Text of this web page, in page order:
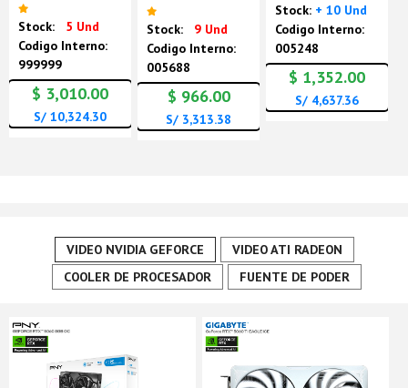
Stock:
5 Und
Codigo Interno:
999999
$ 3,010.00
S/ 10,324.30
Stock:
9 Und
Codigo Interno:
005688
$ 966.00
S/ 3,313.38
Stock: + 10 Und
Codigo Interno:
005248
$ 1,352.00
S/ 4,637.36
VIDEO NVIDIA GEFORCE
VIDEO ATI RADEON
COOLER DE PROCESADOR
FUENTE DE PODER